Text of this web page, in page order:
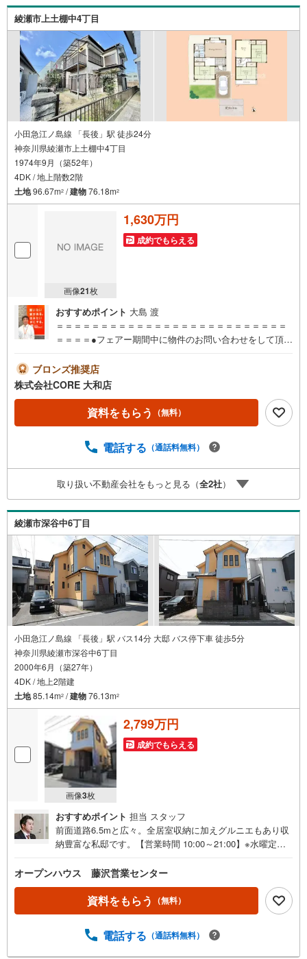
時をご記入いただけますとスムーズにご案内が可能です。
＝＝＝＝＝＝＝＝＝＝＝＝＝＝＝＝＝＝＝＝＝＝＝＝＝＝
＝＝＝＝
綾瀬市上土棚中4丁目
小田急江ノ島線 「長後」駅 徒歩24分
神奈川県綾瀬市上土棚中4丁目
1974年9月（築52年）
4DK / 地上階数2階
土地96.67m2 /建物76.18m2
画像21枚
1,630万円
成約でもらえる
おすすめポイント 大島 渡
＝＝＝＝＝＝＝＝＝＝＝＝＝＝＝＝＝＝＝＝＝＝＝＝＝＝
＝＝＝＝●フェアー期間中に物件のお問い合わせをして頂い
加して頂いたお客様にはギフトカード4000円分プレゼント
♪合計5000円分プレゼント♪お得に不動産を探しましょう♪
（お名前・ご住所・お ・メールアドレス必須）※詳細は当
社営業スタッフまでお問い合わせください。【営業時間 9:
30-20:00】年中無休（※年末年始除く）上記時間はお電話が
い！現地を見学される場合は「室内・現地を見学する（無
＝＝＝＝＝＝＝＝＝＝＝＝＝＝＝＝＝
ブロンズ推奨店
株式会社CORE 大和店
資料をもらう （無料）
電話する （通話料無料）
取り扱い不動産会社をもっと見る（全2社）
綾瀬市深谷中6丁目
小田急江ノ島線 「長後」駅 バス14分 大邸 バス停下車 徒歩5分
神奈川県綾瀬市深谷中6丁目
2000年6月（築27年）
4DK / 地上2階建
土地85.14m2 /建物76.13m2
画像3枚
2,799万円
成約でもらえる
おすすめポイント 担当 スタッフ
前面道路6.5mと広々。全居室収納に加えグルニエもあり収
納豊富な私邸です。【営業時間 10:00～21:00】※水曜定休
気軽にご連絡ください！現地を見学される場合は「室内・
現地を見学する（無料）」ボタンよりご希望の日時をご記
入いただけますとスムーズにご案内が可能です。◎現地の
ご案内について・平日や夜遅い時間帯もご案内が可能 ※定
明いたします。・車でご自宅や最寄り駅等、ご指定の場所
オープンハウス 藤沢営業センター
資料をもらう （無料）
電話する （通話料無料）